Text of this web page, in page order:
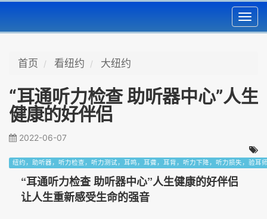
首页 看纽约 大纽约
“耳通听力检查 助听器中心”人生
健康的好伴侣
2022-06-07
纽约，助听器，听力检查，听力测试，耳鸣，耳聋，耳背，听力下降，听力损失，验
“耳通听力检查 助听器中心”人生健康的好伴侣
让人生重新感受生命的强音